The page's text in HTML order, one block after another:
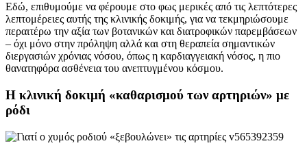
Εδώ, επιθυμούμε να φέρουμε στο φως μερικές από τις λεπτότερες
λεπτομέρειες αυτής της κλινικής δοκιμής, για να τεκμηριώσουμε
περαιτέρω την αξία των βοτανικών και διατροφικών παρεμβάσεων
– όχι μόνο στην πρόληψη αλλά και στη θεραπεία σημαντικών
διεργασιών χρόνιας νόσου, όπως η καρδιαγγειακή νόσος, η πιο
θανατηφόρα ασθένεια του ανεπτυγμένου κόσμου.
Η κλινική δοκιμή «καθαρισμού των αρτηριών» με
ρόδι